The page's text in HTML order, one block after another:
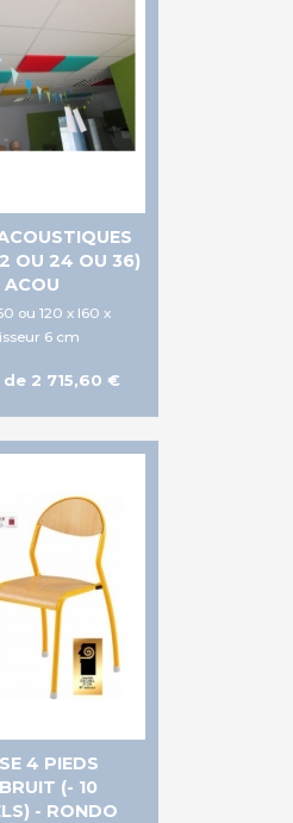
OU 24 OU 36)
ACOU
ou 120 x l60 x
6 cm
2 715,60 €
4 PIEDS
(- 10
- RONDO